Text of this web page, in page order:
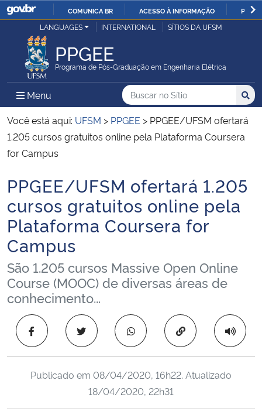
IR
COMUNICA BR ACESSO À INFORMAÇÃO
Ministério da Justiça e Segurança Pública
Ministério da Defesa
Ministério das Relações Exteriores
Ministério da Economia
Ministério da Infraestrutura
Ministério da Agricultura, Pecuária e Abastecimento
Ministério da Educação
Ministério da Cidadania
Ministério da Saúde
Ministério de Minas e Energia
Ministério do Meio Ambiente
LANGUAGES INTERNATIONAL SÍTIOS DA UFSM
PPGEE
Programa de Pós-Graduação em Engenharia Elétrica
Menu Menu Principal do Sítio
Busca
Buscar no no Sítio
Busca:
Você está aqui: UFSM > PPGEE > PPGEE/UFSM ofertará
1.205 cursos gratuitos online pela Plataforma Coursera
for Campus
Início do conteúdo
PPGEE/UFSM ofertará 1.205
cursos gratuitos online pela
Plataforma Coursera for
Campus
São 1.205 cursos Massive Open Online
Course (MOOC) de diversas áreas de
conhecimento...
Copiar para área
Publicado em 08/04/2020, 16h22. Atualizado
18/04/2020, 22h31